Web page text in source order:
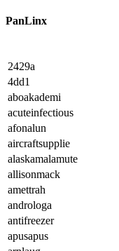
PanLinx
2429a
4dd1
aboakademi
acuteinfectious
afonalun
aircraftsupplie
alaskamalamute
allisonmack
amettrah
androloga
antifreezer
apusapus